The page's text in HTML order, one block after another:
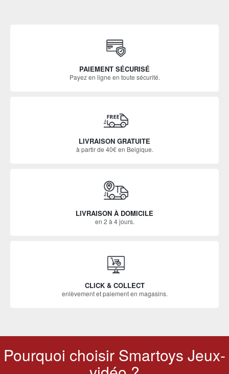
PAIEMENT SÉCURISÉ
Payez en ligne en toute sécurité.
LIVRAISON GRATUITE
à partir de 40€ en Belgique.
LIVRAISON À DOMICILE
en 2 à 4 jours.
CLICK & COLLECT
enlèvement et paiement en magasins.
Pourquoi choisir Smartoys Jeux-